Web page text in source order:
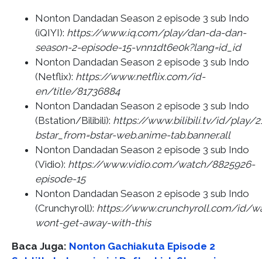
Nonton Dandadan Season 2 episode 3 sub Indo
(iQIYI): https://www.iq.com/play/dan-da-dan-
season-2-episode-15-vnn1dt6e0k?lang=id_id
Nonton Dandadan Season 2 episode 3 sub Indo
(Netflix): https://www.netflix.com/id-
en/title/81736884
Nonton Dandadan Season 2 episode 3 sub Indo
(Bstation/Bilibili): https://www.bilibili.tv/id/play/
bstar_from=bstar-web.anime-tab.banner.all
Nonton Dandadan Season 2 episode 3 sub Indo
(Vidio): https://www.vidio.com/watch/8825926-
episode-15
Nonton Dandadan Season 2 episode 3 sub Indo
(Crunchyroll): https://www.crunchyroll.com/id/
wont-get-away-with-this
Baca Juga: Nonton Gachiakuta Episode 2